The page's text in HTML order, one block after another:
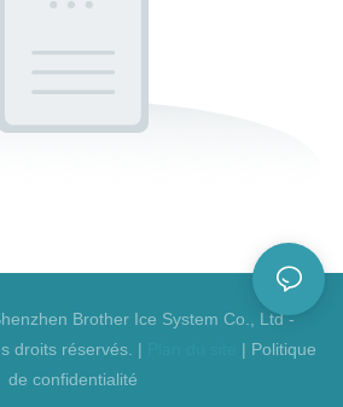
Brother Ice System Co., Ltd -
droits réservés. |
| Politique
de confidentialité